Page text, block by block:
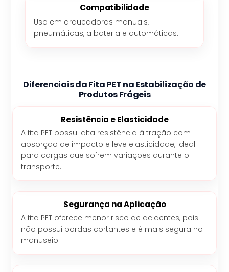
Compatibilidade
Uso em arqueadoras manuais,
pneumáticas, a bateria e automáticas.
Diferenciais da Fita PET na Estabilização de
Produtos Frágeis
Resistência e Elasticidade
A fita PET possui alta resistência à tração com
absorção de impacto e leve elasticidade, ideal
para cargas que sofrem variações durante o
transporte.
Segurança na Aplicação
A fita PET oferece menor risco de acidentes, pois
não possui bordas cortantes e é mais segura no
manuseio.